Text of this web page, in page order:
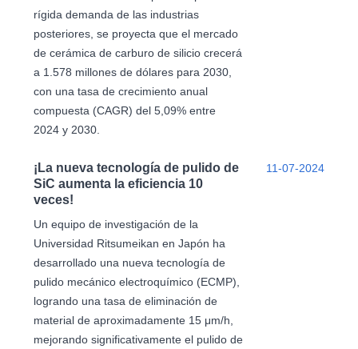
rígida demanda de las industrias
posteriores, se proyecta que el mercado
de cerámica de carburo de silicio crecerá
a 1.578 millones de dólares para 2030,
con una tasa de crecimiento anual
compuesta (CAGR) del 5,09% entre
2024 y 2030.
¡La nueva tecnología de pulido de
SiC aumenta la eficiencia 10
veces!
Un equipo de investigación de la
Universidad Ritsumeikan en Japón ha
desarrollado una nueva tecnología de
pulido mecánico electroquímico (ECMP),
logrando una tasa de eliminación de
material de aproximadamente 15 μm/h,
mejorando significativamente el pulido de
11-07-2024